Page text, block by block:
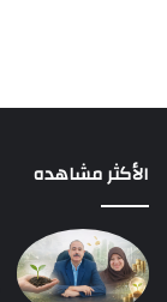
الأكثر مشاهده